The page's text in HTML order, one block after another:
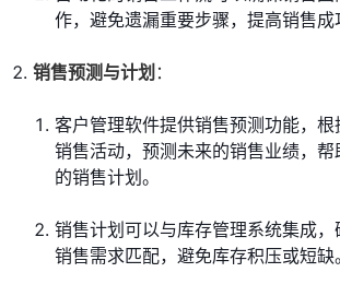
作，避免遗漏重要步骤，提高销售成
销售预测与计划 ：
客户管理软件提供销售预测功能，
销售活动，预测未来的销售业绩，
的销售计划。
销售计划可以与库存管理系统集成
销售需求匹配，避免库存积压或短缺。